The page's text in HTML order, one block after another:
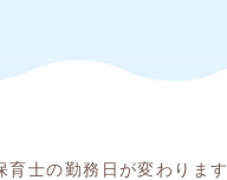
育士の勤務日が変わります